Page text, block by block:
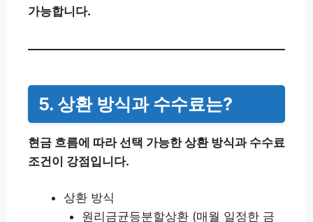
가능합니다.
5. 상환 방식과 수수료는?
현금 흐름에 따라 선택 가능한 상환 방식과 수수료
조건이 강점입니다.
상환 방식
원리금균등분할상환 (매월 일정한 금